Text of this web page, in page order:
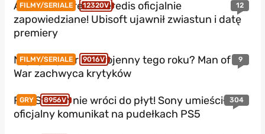
FILMY/SERIALE 12320V 12
Assassin’s Creed Heredis oficjalnie
zapowiedziane! Ubisoft ujawnił zwiastun i datę
premiery
FILMY/SERIALE 9016V 9
Najlepszy thriller wojenny tego roku? Man of
War zachwyca krytyków
GRY 8956V 304
PlayStation nie wróci do płyt! Sony umieściło
oficjalny komunikat na pudełkach PS5